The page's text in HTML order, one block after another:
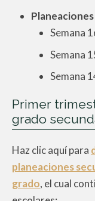
Semana
Semana
Semana
Primer
grado
Haz clic aquí para
planeaciones
grado, el cual